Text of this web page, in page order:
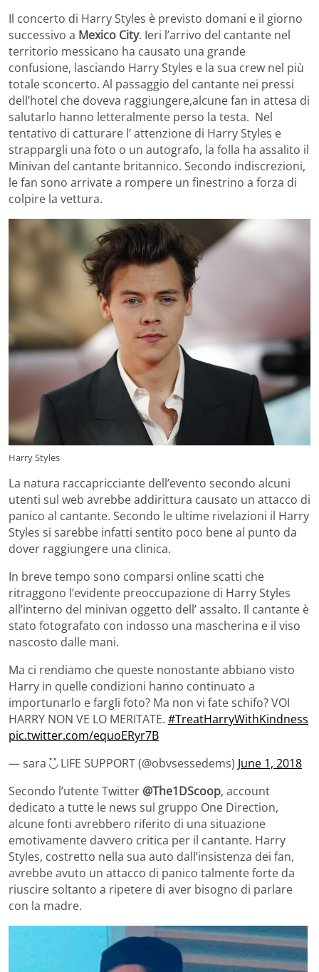
Il concerto di Harry Styles è previsto domani e il giorno
successivo a Mexico City. Ieri l’arrivo del cantante nel
territorio messicano ha causato una grande
confusione, lasciando Harry Styles e la sua crew nel più
totale sconcerto. Al passaggio del cantante nei pressi
dell’hotel che doveva raggiungere,alcune fan in attesa di
salutarlo hanno letteralmente perso la testa. Nel
tentativo di catturare l’ attenzione di Harry Styles e
strappargli una foto o un autografo, la folla ha assalito il
Minivan del cantante britannico. Secondo indiscrezioni,
le fan sono arrivate a rompere un finestrino a forza di
colpire la vettura.
Harry Styles
La natura raccapricciante dell’evento secondo alcuni
utenti sul web avrebbe addirittura causato un attacco di
panico al cantante. Secondo le ultime rivelazioni il Harry
Styles si sarebbe infatti sentito poco bene al punto da
dover raggiungere una clinica.
In breve tempo sono comparsi online scatti che
ritraggono l’evidente preoccupazione di Harry Styles
all’interno del minivan oggetto dell’ assalto. Il cantante è
stato fotografato con indosso una mascherina e il viso
nascosto dalle mani.
Ma ci rendiamo che queste nonostante abbiano visto
Harry in quelle condizioni hanno continuato a
importunarlo e fargli foto? Ma non vi fate schifo? VOI
HARRY NON VE LO MERITATE. #TreatHarryWithKindness
pic.twitter.com/equoERyr7B
— sara ◟̽◞̽ LIFE SUPPORT (@obvsessedems) June 1, 2018
Secondo l’utente Twitter @The1DScoop, account
dedicato a tutte le news sul gruppo One Direction,
alcune fonti avrebbero riferito di una situazione
emotivamente davvero critica per il cantante. Harry
Styles, costretto nella sua auto dall’insistenza dei fan,
avrebbe avuto un attacco di panico talmente forte da
riuscire soltanto a ripetere di aver bisogno di parlare
con la madre.